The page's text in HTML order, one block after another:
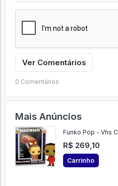
Ver Comentários
0 Comentários
Mais Anúncios
Funko Pop - Vhs
R$ 269,10
Carrinho